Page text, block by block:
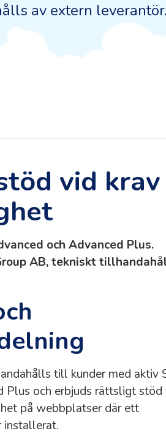
av extern leverantör.
vid krav
och Advanced Plus.
AB, tekniskt
till kunder med aktiv
Plus och erbjuds rättsligt stöd
på webbplatser där ett